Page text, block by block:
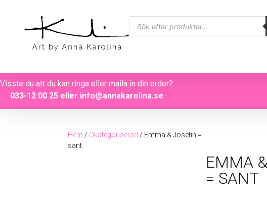
Visste du att du kan ringa eller maila in din order?
033-12 00 25eller info@annakarolina.se
Hem / Okategoriserad / Emma & Josefin =
sant
EMMA
= SANT